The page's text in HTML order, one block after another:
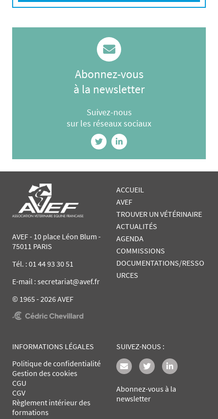
Abonnez-vous
à la newsletter
Suivez-nous
sur les réseaux sociaux
AVEF - 10 place Léon Blum -
75011 PARIS
Tél. : 01 44 93 30 51
E-mail : secretariat@avef.fr
© 1965 - 2026 AVEF
ACCUEIL
AVEF
TROUVER UN VÉTÉRINAIRE
ACTUALITÉS
AGENDA
COMMISSIONS
DOCUMENTATIONS/RESSO
URCES
INFORMATIONS LÉGALES
Politique de confidentialité
Gestion des cookies
CGU
CGV
Règlement intérieur des
formations
SUIVEZ-NOUS :
Abonnez-vous à la
newsletter